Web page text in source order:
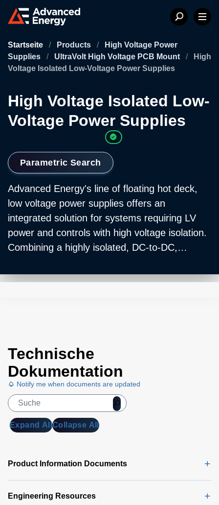
Startseite / Products /
High Voltage Power
Supplies
/ UltraVolt High Voltage PCB Mount /
High
Voltage Isolated Low-Voltage Power Supplies
High Voltage Isolated Low-
Voltage Power Supplies
Parametric Search
Advanced Energy's line of floating hot deck,
low voltage power supplies offers an
integrated solution for systems requiring LV
power and controls with high voltage isolation.
Combining a highly isolated, DC-to-DC,
advanced isolated digital and analog I/O
Technische
Dokumentation
Notify me when documents are updated
Expand AllCollapse All
Product Information Documents
Engineering Resources